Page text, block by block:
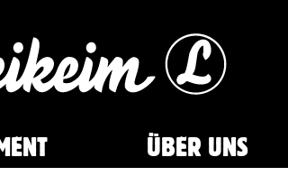
ÜBER UNS